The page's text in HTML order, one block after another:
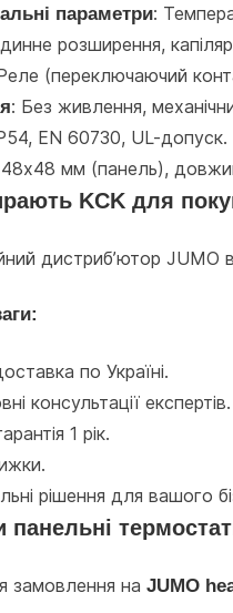
параметри:
розширення,
(переключаючий
: Без живлення,
EN 60730, UL-допуск.
мм (панель),
KCK для
дистриб’ютор JUMO
по Україні.
консультації експертів.
1 рік.
рішення для вашого
панельні
замовлення на JUMO